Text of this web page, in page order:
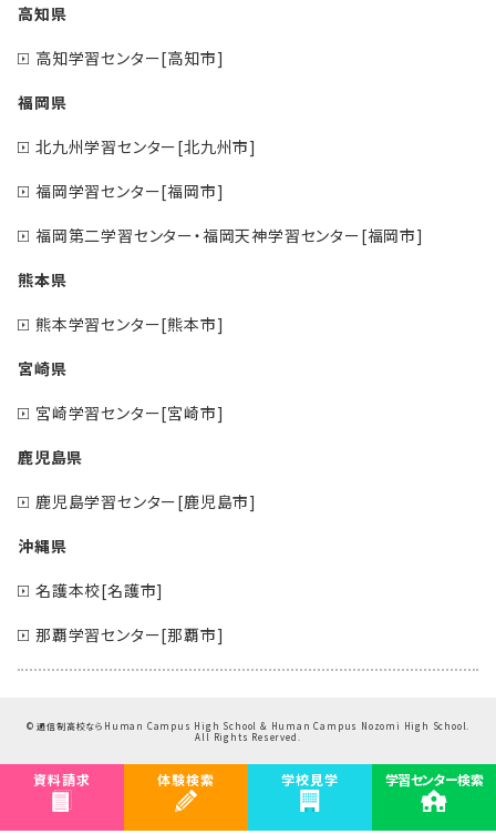
高知県
高知学習センター[高知市]
福岡県
北九州学習センター[北九州市]
福岡学習センター[福岡市]
福岡第二学習センター・福岡天神学習センター[福岡市]
熊本県
熊本学習センター[熊本市]
宮崎県
宮崎学習センター[宮崎市]
鹿児島県
鹿児島学習センター[鹿児島市]
沖縄県
名護本校[名護市]
那覇学習センター[那覇市]
©通信制高校ならHuman Campus High School & Human Campus Nozomi High School.
All Rights Reserved.
資料請求 体験検索 学校見学 学習センター検索